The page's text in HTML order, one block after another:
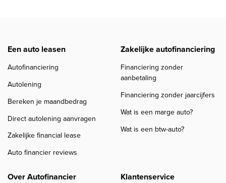
Een auto leasen
Autofinanciering
Autolening
Bereken je maandbedrag
Direct autolening aanvragen
Zakelijke financial lease
Auto financier reviews
Zakelijke autofinanciering
Financiering zonder
aanbetaling
Financiering zonder jaarcijfers
Wat is een marge auto?
Wat is een btw-auto?
Over Autofinancier
Klantenservice